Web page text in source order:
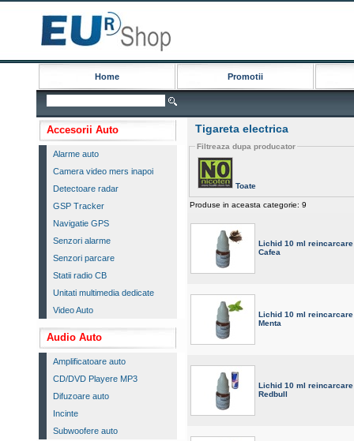
Home Promotii
Accesorii Auto
Alarme auto
Camera video mers inapoi
Detectoare radar
GSP Tracker
Navigatie GPS
Senzori alarme
Senzori parcare
Statii radio CB
Unitati multimedia dedicate
Video Auto
Audio Auto
Amplificatoare auto
CD/DVD Playere MP3
Difuzoare auto
Incinte
Subwoofere auto
Tigareta electrica
Filtreaza dupa producator
Toate
Produse in aceasta categorie: 9
Lichid 10 ml
Cafea
Lichid 10 ml
Menta
Lichid 10 ml
Redbull